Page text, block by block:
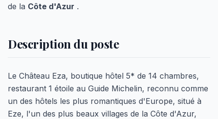
de la Côte d'Azur .
Description du poste
Le Château Eza, boutique hôtel 5* de 14 chambres,
restaurant 1 étoile au Guide Michelin, reconnu comme
un des hôtels les plus romantiques d'Europe, situé à
Eze, l'un des plus beaux villages de la Côte d'Azur,